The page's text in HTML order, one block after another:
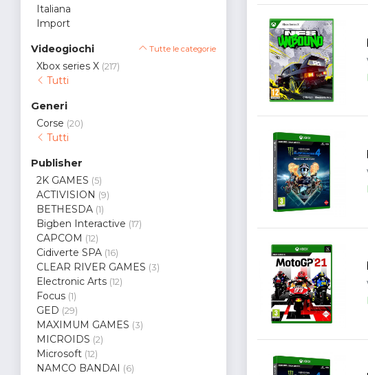
Italiana
Import
Videogiochi Tutte le categorie
Xbox series X (217)
Tutti
Generi
Corse (20)
Tutti
Publisher
2K GAMES (5)
ACTIVISION (9)
BETHESDA (1)
Bigben Interactive (17)
CAPCOM (12)
Cidiverte SPA (16)
CLEAR RIVER GAMES (3)
Electronic Arts (12)
Focus (1)
GED (29)
MAXIMUM GAMES (3)
MICROIDS (2)
Microsoft (12)
NAMCO BANDAI (6)